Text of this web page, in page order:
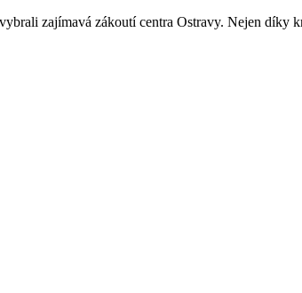
zajímavá zákoutí centra Ostravy. Nejen díky